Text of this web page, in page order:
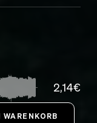
2,14€